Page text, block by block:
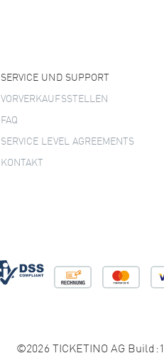
SERVICE UND SUPPORT
VORVERKAUFSSTELLEN
FAQ
SERVICE LEVEL AGREEMENTS
KONTAKT
©2026 TICKETINO AG